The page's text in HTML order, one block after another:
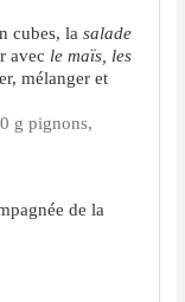
cubes, lasalade
avec le maïs, les
mélanger et
g pignons,
de la